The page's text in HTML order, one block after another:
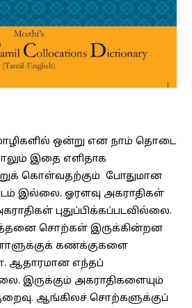
ஒன்று என நாம் தொடை
இதை எளிதாக
கொள்வதற்கும் போதுமான
இல்லை. ஓரளவு அகராதிகள்
புதுப்பிக்கப்படவில்லை.
சொற்கள் இருக்கின்றன
கணக்குகளை
ஆதாரமான எந்தப்
இருக்கும் அகராதிகளையும்
ஆங்கிலச் சொற்களுக்குப்